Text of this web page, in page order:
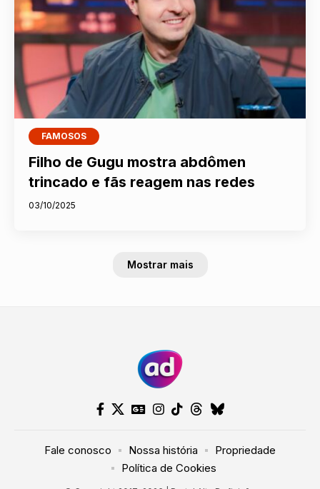
FAMOSOS
Filho de Gugu mostra abdômen
trincado e fãs reagem nas redes
03/10/2025
Mostrar mais
Fale conosco Nossa história
Propriedade
Política de Cookies